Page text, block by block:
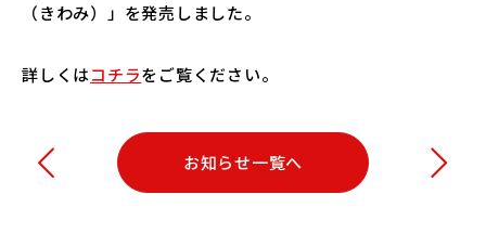
（きわみ）」を発売しました。
詳しくはコチラをご覧ください。
お知らせ一覧へ